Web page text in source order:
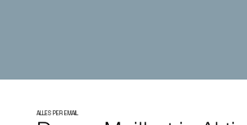
ALLES PER EMAIL